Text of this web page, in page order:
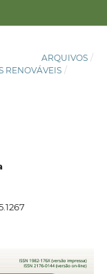
ARQUIVOS /
RENOVÁVEIS /